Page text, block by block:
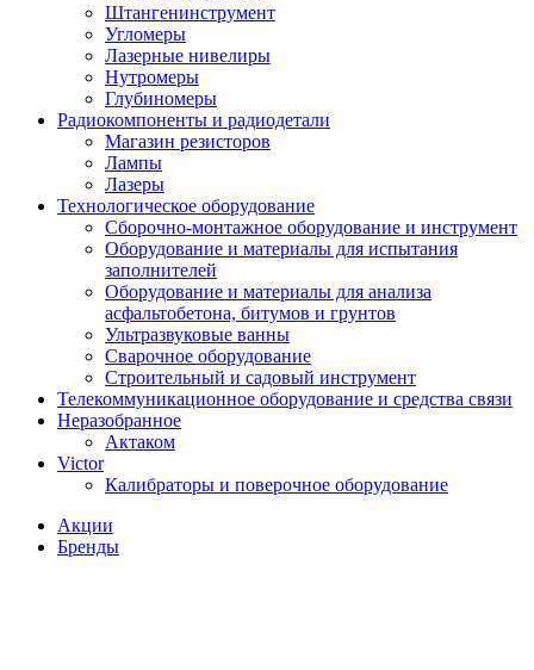
Штангенинструмент
Угломеры
Лазерные нивелиры
Нутромеры
Глубиномеры
Радиокомпоненты и радиодетали
Магазин резисторов
Лампы
Лазеры
Технологическое оборудование
Сборочно-монтажное оборудование и инструмент
Оборудование и материалы для испытания
заполнителей
Оборудование и материалы для анализа
асфальтобетона, битумов и грунтов
Ультразвуковые ванны
Сварочное оборудование
Строительный и садовый инструмент
Телекоммуникационное оборудование и средства связи
Неразобранное
Актаком
Victor
Калибраторы и поверочное оборудование
Акции
Бренды